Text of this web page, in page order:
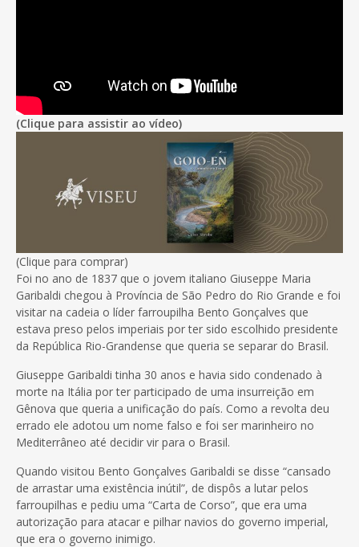
(Clique para assistir ao vídeo)
(Clique para comprar)
Foi no ano de 1837 que o jovem italiano Giuseppe Maria
Garibaldi chegou à Província de São Pedro do Rio Grande e foi
visitar na cadeia o líder farroupilha Bento Gonçalves que
estava preso pelos imperiais por ter sido escolhido presidente
da República Rio-Grandense que queria se separar do Brasil.
Giuseppe Garibaldi tinha 30 anos e havia sido condenado à
morte na Itália por ter participado de uma insurreição em
Gênova que queria a unificação do país. Como a revolta deu
errado ele adotou um nome falso e foi ser marinheiro no
Mediterrâneo até decidir vir para o Brasil.
Quando visitou Bento Gonçalves Garibaldi se disse “cansado
de arrastar uma existência inútil”, de dispôs a lutar pelos
farroupilhas e pediu uma “Carta de Corso”, que era uma
autorização para atacar e pilhar navios do governo imperial,
que era o governo inimigo.